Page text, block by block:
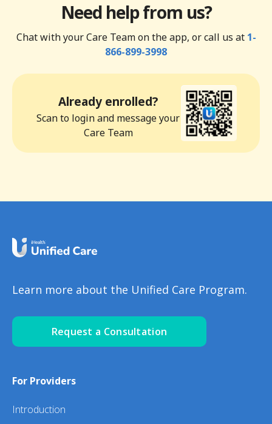
Need help from us?
Chat with your Care Team on the app, or call us at 1-
866-899-3998
Already enrolled?
Scan to login and message your
Care Team
Learn more about the Unified Care Program.
Request a Consultation
For Providers
Introduction